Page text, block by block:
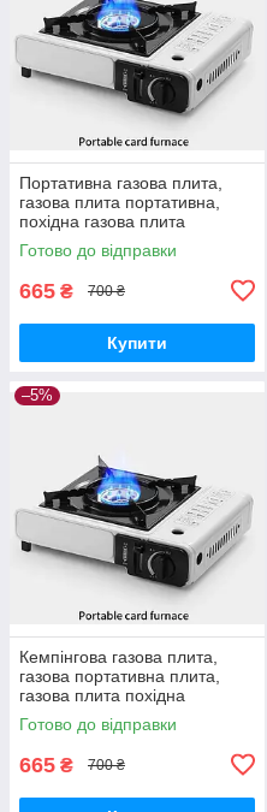
Портативна газова плита,
газова плита портативна,
похідна газова плита
Готово до відправки
665 ₴ 700 ₴
Купити
–5%
Кемпінгова газова плита,
газова портативна плита,
газова плита похідна
Готово до відправки
665 ₴ 700 ₴